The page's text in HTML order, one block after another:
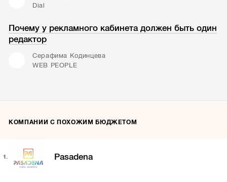
Dial
Почему у рекламного кабинета должен быть один
редактор
Серафима Кодинцева
WEB PEOPLE
КОМПАНИИ С ПОХОЖИМ БЮДЖЕТОМ
1. Pasadena